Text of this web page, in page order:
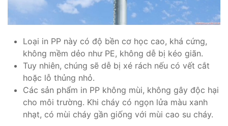
Loại in PP này có độ bền cơ học cao, khá cứng,
không mềm dẻo như PE, không dễ bị kéo giãn.
Tuy nhiên, chúng sẽ dễ bị xé rách nếu có vết cắt
hoặc lỗ thủng nhỏ.
Các sản phẩm in PP không mùi, không gây độc hại
cho môi trường. Khi cháy có ngọn lửa màu xanh
nhạt, có mùi cháy gần giống với mùi cao su cháy.